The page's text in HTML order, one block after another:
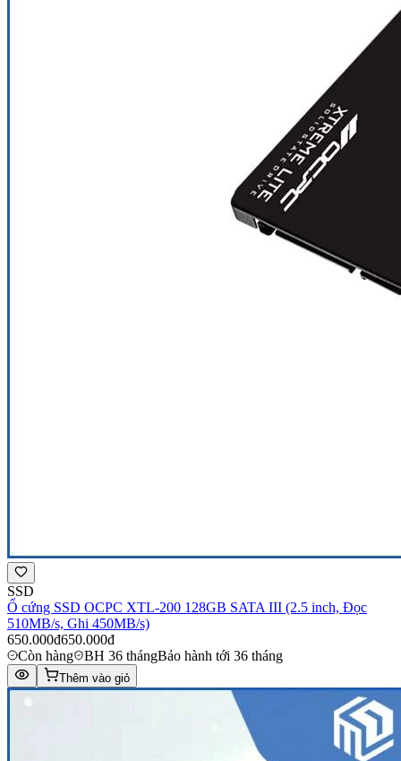
SSD
Ổ cứng SSD OCPC XTL-200 128GB SATA III (2.5 inch, Đọc
510MB/s, Ghi 450MB/s)
650.000đ650.000đ
Còn hàng
BH 36 thángBảo hành tới 36 tháng
Thêm vào giỏ